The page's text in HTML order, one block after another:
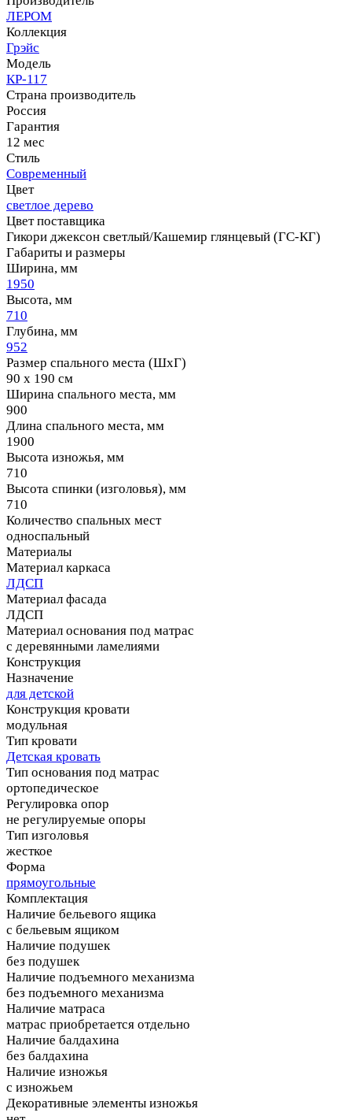
ЛЕРОМ
Коллекция
Грэйс
Модель
КР-117
Страна производитель
Россия
Гарантия
12 мес
Стиль
Современный
Цвет
светлое дерево
Цвет поставщика
Гикори джексон светлый/Кашемир глянцевый (ГС-КГ)
Габариты и размеры
Ширина, мм
1950
Высота, мм
710
Глубина, мм
952
Размер спального места (ШхГ)
90 х 190 см
Ширина спального места, мм
900
Длина спального места, мм
1900
Высота изножья, мм
710
Высота спинки (изголовья), мм
710
Количество спальных мест
односпальный
Материалы
Материал каркаса
ЛДСП
Материал фасада
ЛДСП
Материал основания под матрас
с деревянными ламелиями
Конструкция
Назначение
для детской
Конструкция кровати
модульная
Тип кровати
Детская кровать
Тип основания под матрас
ортопедическое
Регулировка опор
не регулируемые опоры
Тип изголовья
жесткое
Форма
прямоугольные
Комплектация
Наличие бельевого ящика
с бельевым ящиком
Наличие подушек
без подушек
Наличие подъемного механизма
без подъемного механизма
Наличие матраса
матрас приобретается отдельно
Наличие балдахина
без балдахина
Наличие изножья
с изножьем
Декоративные элементы изножья